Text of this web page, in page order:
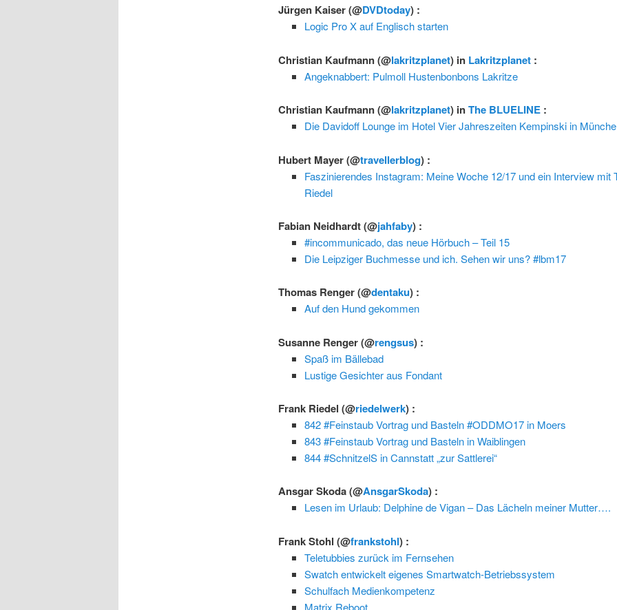
Jürgen Kaiser(@DVDtoday) :
Logic Pro X auf Englisch starten
Christian Kaufmann(@lakritzplanet) in Lakritzplanet :
Angeknabbert: Pulmoll Hustenbonbons Lakritze
Christian Kaufmann(@lakritzplanet) inThe BLUELINE :
Die Davidoff Lounge im Hotel Vier Jahreszeiten Kempinski in
Hubert Mayer(@travellerblog) :
Faszinierendes Instagram: Meine Woche 12/17 und ein Interview mit
Riedel
Fabian Neidhardt(@jahfaby) :
#incommunicado, das neue Hörbuch – Teil 15
Die Leipziger Buchmesse und ich. Sehen wir uns? #lbm17
Thomas Renger(@dentaku) :
Auf den Hund gekommen
Susanne Renger(@rengsus) :
Spaß im Bällebad
Lustige Gesichter aus Fondant
Frank Riedel(@riedelwerk) :
842 #Feinstaub Vortrag und Basteln #ODDMO17 in Moers
843 #Feinstaub Vortrag und Basteln in Waiblingen
844 #SchnitzelS in Cannstatt „zur Sattlerei“
Ansgar Skoda(@AnsgarSkoda) :
Lesen im Urlaub: Delphine de Vigan – Das Lächeln meiner Mutter….
Frank Stohl(@frankstohl) :
Teletubbies zurück im Fernsehen
Swatch entwickelt eigenes Smartwatch-Betriebssystem
Schulfach Medienkompetenz
Matrix Reboot